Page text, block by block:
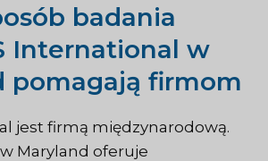
badania
International w
pomagają firmom
jest firmą międzynarodową.
w Maryland oferuje